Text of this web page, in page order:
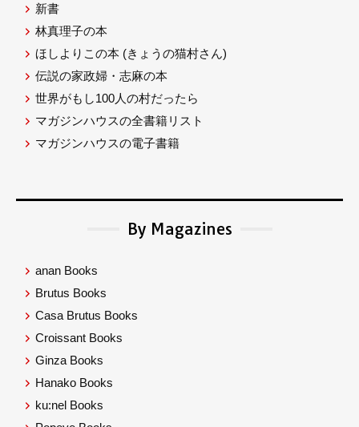
新書
林真理子の本
ほしよりこの本 (きょうの猫村さん)
伝説の家政婦・志麻の本
世界がもし100人の村だったら
マガジンハウスの全書籍リスト
マガジンハウスの電子書籍
By Magazines
anan Books
Brutus Books
Casa Brutus Books
Croissant Books
Ginza Books
Hanako Books
ku:nel Books